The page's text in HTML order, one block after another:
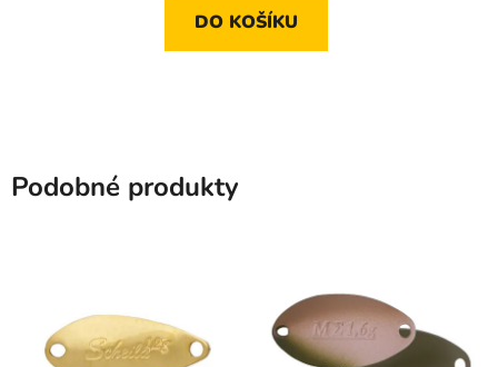
DO KOŠÍKU
Podobné produkty